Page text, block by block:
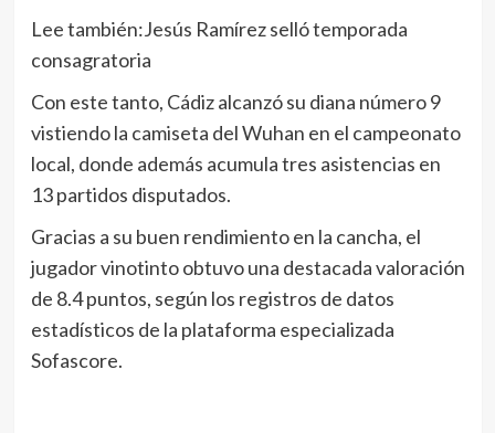
Lee también:Jesús Ramírez selló temporada
consagratoria
Con este tanto, Cádiz alcanzó su diana número 9
vistiendo la camiseta del Wuhan en el campeonato
local, donde además acumula tres asistencias en
13 partidos disputados.
Gracias a su buen rendimiento en la cancha, el
jugador vinotinto obtuvo una destacada valoración
de 8.4 puntos, según los registros de datos
estadísticos de la plataforma especializada
Sofascore.